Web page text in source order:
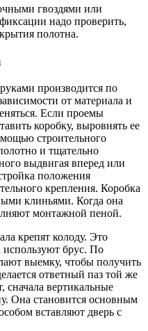
гвоздями или
надо проверить,
полотна.
производится по
от материала и
Если проемы
коробку, выровнять ее
строительного
и тщательно
выдвигая вперед или
положения
крепления. Коробка
клиньями. Когда она
монтажной пеной.
крепят колоду. Это
используют брус. По
выемку, чтобы получить
ответный паз той же
вертикальные
Она становится основным
вставляют дверь с